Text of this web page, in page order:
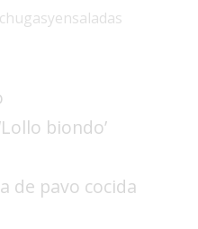
biondo’
de pavo cocida